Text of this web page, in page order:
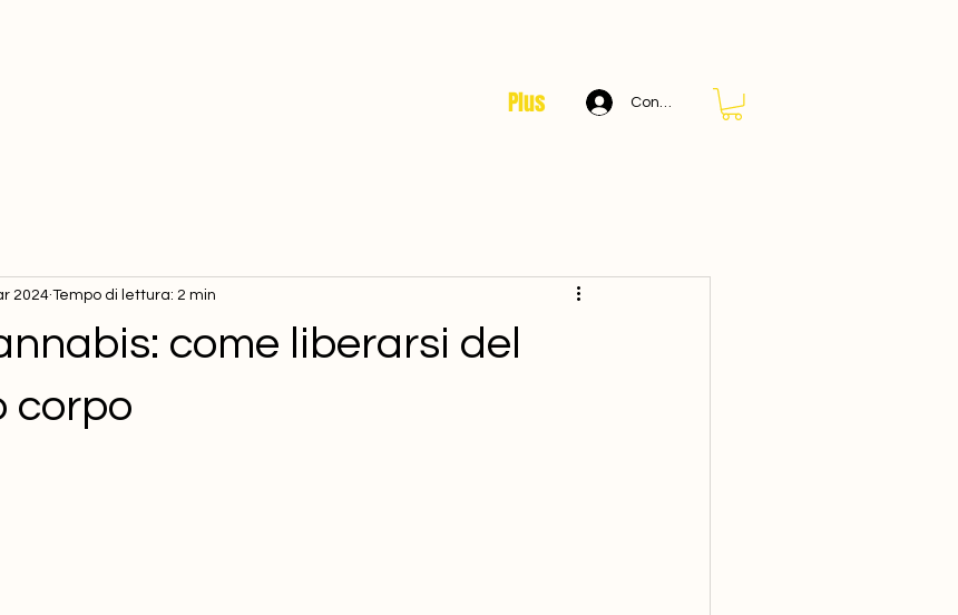
Plus Connexion
come liberarsi del
corpo
2024 Tempo di lettura: 2 min